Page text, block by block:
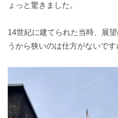
ょっと驚きました。
14世紀に建てられた当時、展
うから狭いのは仕方がないです